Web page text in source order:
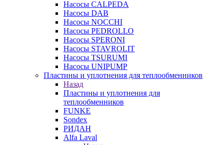
Насосы CALPEDA
Насосы DAB
Насосы NOCCHI
Насосы PEDROLLO
Насосы SPERONI
Насосы STAVROLIT
Насосы TSURUMI
Насосы UNIPUMP
Пластины и уплотнения для теплообменников
Назад
Пластины и уплотнения для
теплообменников
FUNKE
Sondex
РИДАН
Alfa Laval